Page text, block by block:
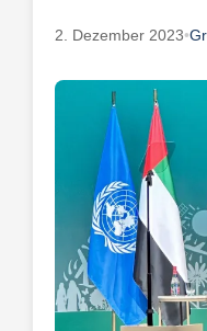
2. Dezember 2023•